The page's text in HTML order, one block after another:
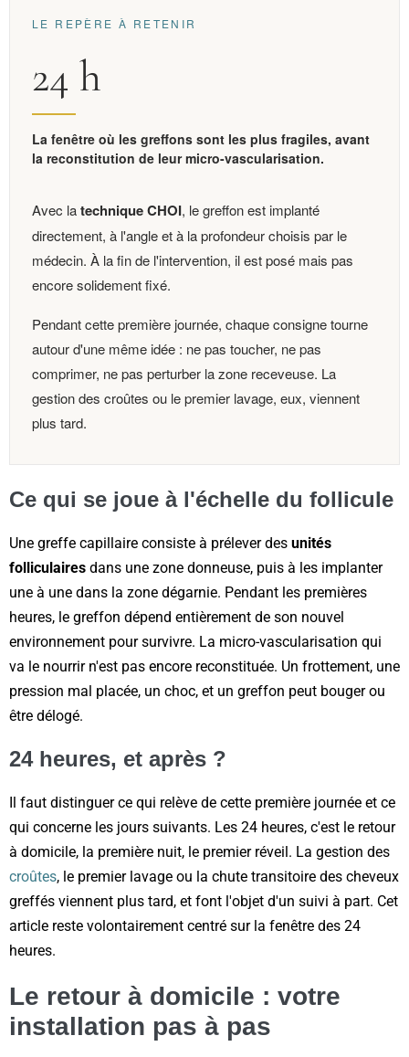
LE REPÈRE À RETENIR
24 h
La fenêtre où les greffons sont les plus fragiles, avant
la reconstitution de leur micro-vascularisation.
Avec latechnique CHOI, le greffon est implanté
directement, à l'angle et à la profondeur choisis par le
médecin. À la fin de l'intervention, il est posé mais pas
encore solidement fixé.
Pendant cette première journée, chaque consigne tourne
autour d'une même idée : ne pas toucher, ne pas
comprimer, ne pas perturber la zone receveuse. La
gestion des croûtes ou le premier lavage, eux, viennent
plus tard.
Ce qui se joue à l'échelle du follicule
Une greffe capillaire consiste à prélever des unités
folliculaires dans une zone donneuse, puis à les implanter
une à une dans la zone dégarnie. Pendant les premières
heures, le greffon dépend entièrement de son nouvel
environnement pour survivre. La micro-vascularisation qui
va le nourrir n'est pas encore reconstituée. Un frottement, une
pression mal placée, un choc, et un greffon peut bouger ou
être délogé.
24 heures, et après ?
Il faut distinguer ce qui relève de cette première journée et ce
qui concerne les jours suivants. Les 24 heures, c'est le retour
à domicile, la première nuit, le premier réveil. La gestion des
croûtes, le premier lavage ou la chute transitoire des cheveux
greffés viennent plus tard, et font l'objet d'un suivi à part. Cet
article reste volontairement centré sur la fenêtre des 24
heures.
Le retour à domicile : votre
installation pas à pas